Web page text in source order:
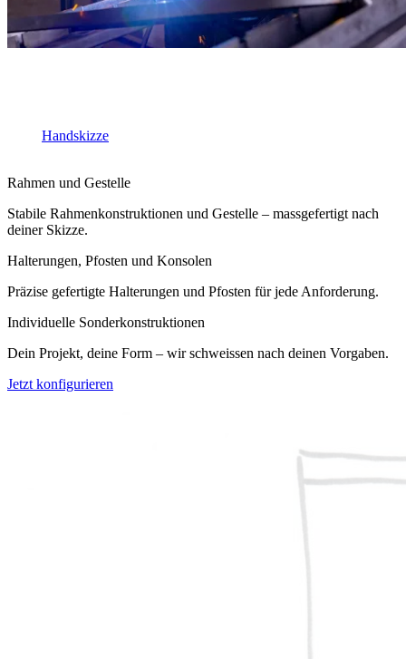
Handskizze
Rahmen und Gestelle
Stabile Rahmenkonstruktionen und Gestelle – massgefertigt nach
deiner Skizze.
Halterungen, Pfosten und Konsolen
Präzise gefertigte Halterungen und Pfosten für jede Anforderung.
Individuelle Sonderkonstruktionen
Dein Projekt, deine Form – wir schweissen nach deinen Vorgaben.
Jetzt konfigurieren